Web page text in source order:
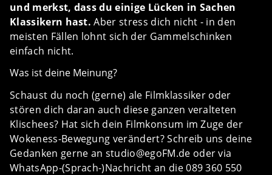
und merkst, dass du einige Lücken in Sachen
Klassikern hast. Aber stress dich nicht - in den
meisten Fällen lohnt sich der Gammelschinken
einfach nicht.
Was ist deine Meinung?
Schaust du noch (gerne) ale Filmklassiker oder
stören dich daran auch diese ganzen veralteten
Klischees? Hat sich dein Filmkonsum im Zuge der
Wokeness-Bewegung verändert? Schreib uns deine
Gedanken gerne an studio@egoFM.de oder via
WhatsApp-(Sprach-)Nachricht an die 089 360 550